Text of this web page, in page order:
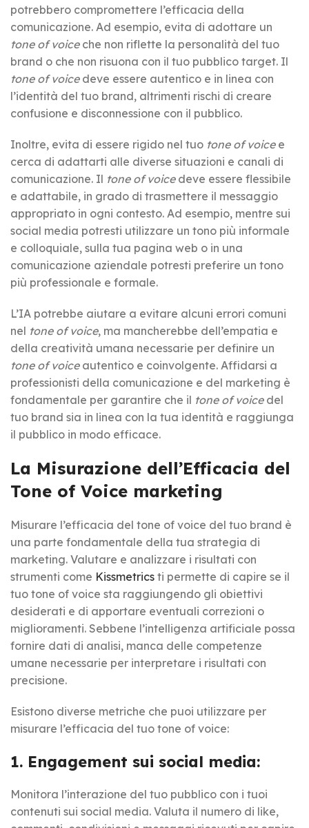
potrebbero compromettere l’efficacia della
comunicazione. Ad esempio, evita di adottare un
tone of voiceche non riflette la personalità del tuo
brand o che non risuona con il tuo pubblico target. Il
tone of voicedeve essere autentico e in linea con
l’identità del tuo brand, altrimenti rischi di creare
confusione e disconnessione con il pubblico.
Inoltre, evita di essere rigido nel tuo tone of voicee
cerca di adattarti alle diverse situazioni e canali di
comunicazione. Il tone of voicedeve essere flessibile
e adattabile, in grado di trasmettere il messaggio
appropriato in ogni contesto. Ad esempio, mentre sui
social media potresti utilizzare un tono più informale
e colloquiale, sulla tua pagina web o in una
comunicazione aziendale potresti preferire un tono
più professionale e formale.
L’IA potrebbe aiutare a evitare alcuni errori comuni
nel tone of voice, ma mancherebbe dell’empatia e
della creatività umana necessarie per definire un
tone of voiceautentico e coinvolgente. Affidarsi a
professionisti della comunicazione e del marketing è
fondamentale per garantire che il tone of voicedel
tuo brand sia in linea con la tua identità e raggiunga
il pubblico in modo efficace.
La Misurazione dell’Efficacia del
Tone of Voice marketing
Misurare l’efficacia del tone of voice del tuo brand è
una parte fondamentale della tua strategia di
marketing. Valutare e analizzare i risultati con
strumenti come Kissmetrics ti permette di capire se il
tuo tone of voice sta raggiungendo gli obiettivi
desiderati e di apportare eventuali correzioni o
miglioramenti. Sebbene l’intelligenza artificiale possa
fornire dati di analisi, manca delle competenze
umane necessarie per interpretare i risultati con
precisione.
Esistono diverse metriche che puoi utilizzare per
misurare l’efficacia del tuo tone of voice:
1. Engagement sui social media:
Monitora l’interazione del tuo pubblico con i tuoi
contenuti sui social media. Valuta il numero di like,